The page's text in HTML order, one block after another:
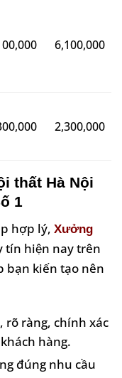
6,100,000
2,300,000
thất Hà Nội
1
hợp lý, Xưởng
tín hiện nay trên
bạn kiến tạo nên
ràng, chính xác
hàng.
đúng nhu cầu